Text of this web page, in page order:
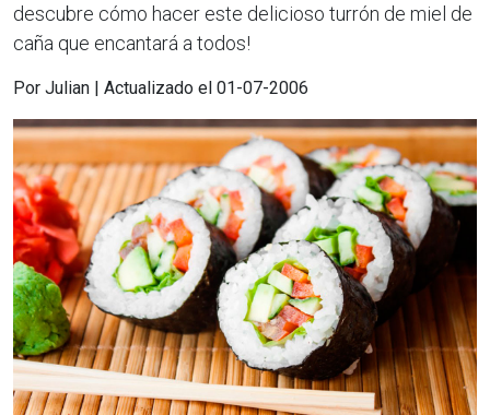
descubre cómo hacer este delicioso turrón de miel de
caña que encantará a todos!
Por Julian | Actualizado el 01-07-2006